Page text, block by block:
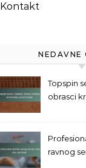
Kontakt
NEDAVNE
Topspin
obrasci
ravnog